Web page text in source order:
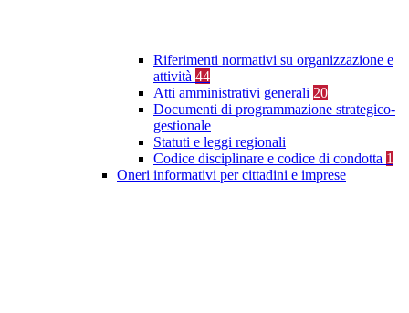
Riferimenti normativi su organizzazione e
attività 44
Atti amministrativi generali 20
Documenti di programmazione strategico-
gestionale
Statuti e leggi regionali
Codice disciplinare e codice di condotta 1
Oneri informativi per cittadini e imprese